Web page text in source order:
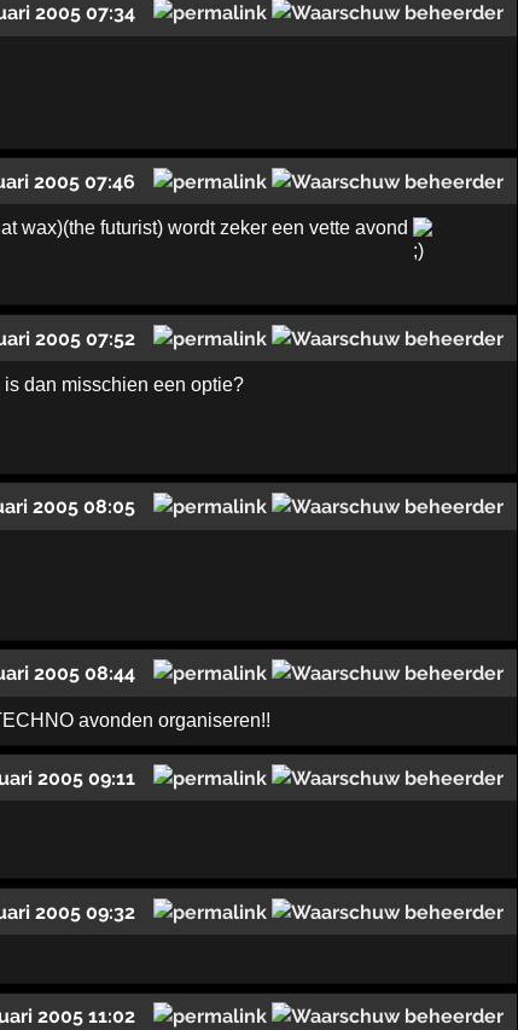
2005 07:34
2005 07:46
wax)(the futurist) wordt zeker een vette avond
2005 07:52
dan misschien een optie?
2005 08:05
2005 08:44
avonden organiseren!!
2005 09:11
2005 09:32
2005 11:02